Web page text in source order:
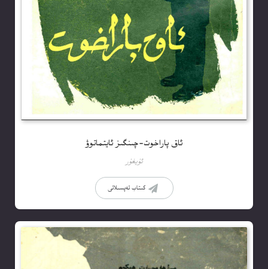
ئاق پاراخوت-چىنگىز ئايتماتوۋ
ئۇيغۇر
كىتاب تەپسىلاتى